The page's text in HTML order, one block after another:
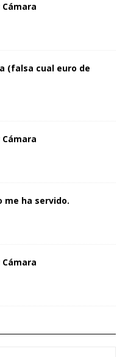
(falsa cual euro de
me ha servido.